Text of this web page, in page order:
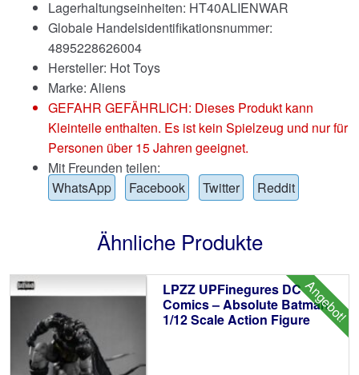
Lagerhaltungseinheiten: HT40ALIENWAR
Globale Handelsidentifikationsnummer:
4895228626004
Hersteller: Hot Toys
Marke: Aliens
GEFAHR GEFÄHRLICH: Dieses Produkt kann
Kleinteile enthalten. Es ist kein Spielzeug und nur für
Personen über 15 Jahren geeignet.
Mit Freunden teilen:
WhatsApp
Facebook Twitter Reddit
Ähnliche Produkte
Angebot!
LPZZ UPFinegures DC
Comics – Absolute Batman
1/12 Scale Action Figure